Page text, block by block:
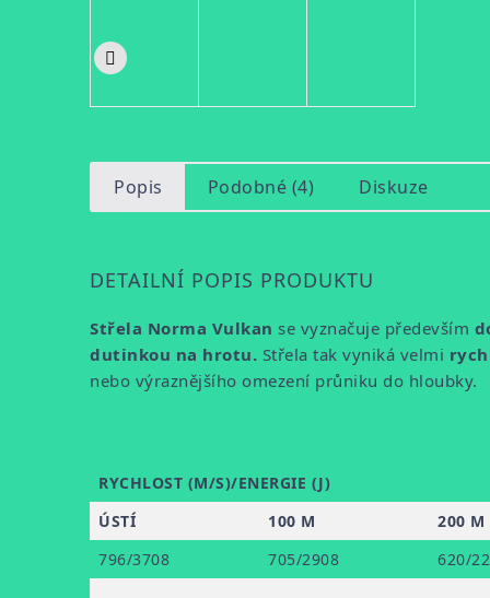
Popis Podobné (4) Diskuze
DETAILNÍ POPIS PRODUKTU
Střela Norma Vulkan se vyznačuje především
dutinkou na hrotu. Střela tak vyniká velmi
nebo výraznějšího omezení průniku do hloubky.
RYCHLOST (M/S)/ENERGIE (J)
ÚSTÍ
100 M 200 M
796/3708
705/2908 620/